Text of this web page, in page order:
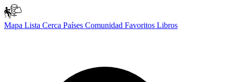
Mapa Lista Cerca Países Comunidad Favoritos Libros